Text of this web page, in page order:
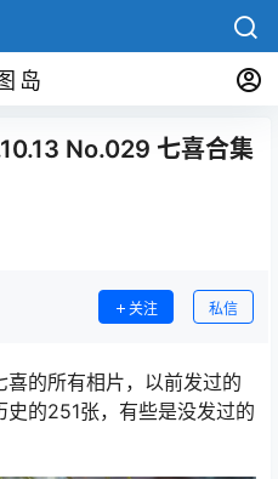
岛
No.029 七喜合集
关注 私信
的所有相片，以前发过的
的251张，有些是没发过的